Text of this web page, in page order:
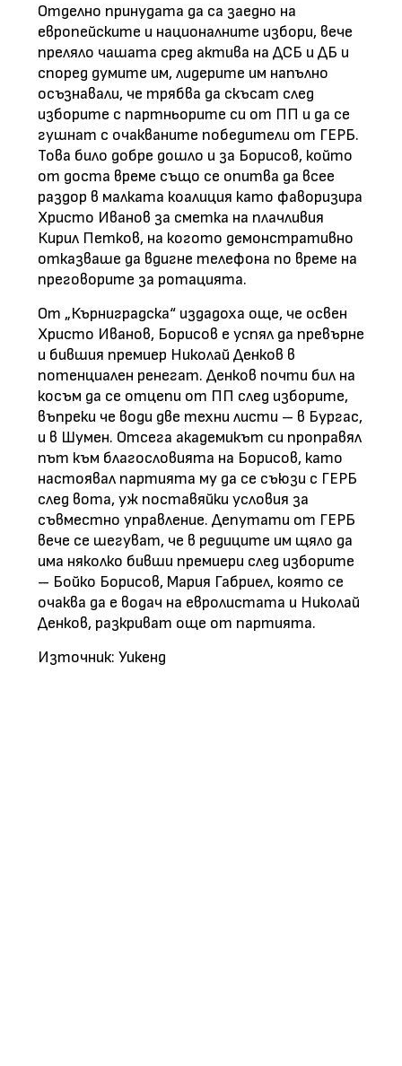
Отделно принудата да са заедно на
европейските и националните избори, вече
преляло чашата сред актива на ДСБ и ДБ и
според думите им, лидерите им напълно
осъзнавали, че трябва да скъсат след
изборите с партньорите си от ПП и да се
гушнат с очакваните победители от ГЕРБ.
Това било добре дошло и за Борисов, който
от доста време също се опитва да всее
раздор в малката коалиция като фаворизира
Христо Иванов за сметка на плачливия
Кирил Петков, на когото демонстративно
отказваше да вдигне телефона по време на
преговорите за ротацията.
От „Кърниградска“ издадоха още, че освен
Христо Иванов, Борисов е успял да превърне
и бившия премиер Николай Денков в
потенциален ренегат. Денков почти бил на
косъм да се отцепи от ПП след изборите,
въпреки че води две техни листи – в Бургас,
и в Шумен. Отсега академикът си проправял
път към благословията на Борисов, като
настоявал партията му да се съюзи с ГЕРБ
след вота, уж поставяйки условия за
съвместно управление. Депутати от ГЕРБ
вече се шегуват, че в редиците им щяло да
има няколко бивши премиери след изборите
– Бойко Борисов, Мария Габриел, която се
очаква да е водач на евролистата и Николай
Денков, разкриват още от партията.
Източник: Уикенд